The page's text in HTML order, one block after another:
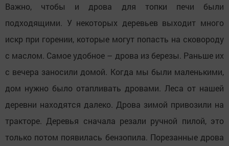
Важно, чтобы и дрова для топки печи были
подходящими. У некоторых деревьев выходит много
искр при горении, которые могут попасть на сковороду
с маслом. Самое удобное – дрова из березы. Раньше их
с вечера заносили домой. Когда мы были маленькими,
дом нужно было отапливать дровами. Леса от нашей
деревни находятся далеко. Дрова зимой привозили на
тракторе. Деревья сначала резали ручной пилой, это
только потом появилась бензопила. Порезанные дрова